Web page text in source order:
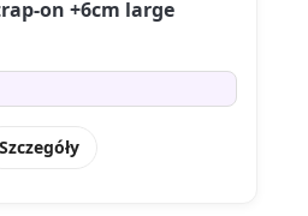
on +6cm large
Szczegóły